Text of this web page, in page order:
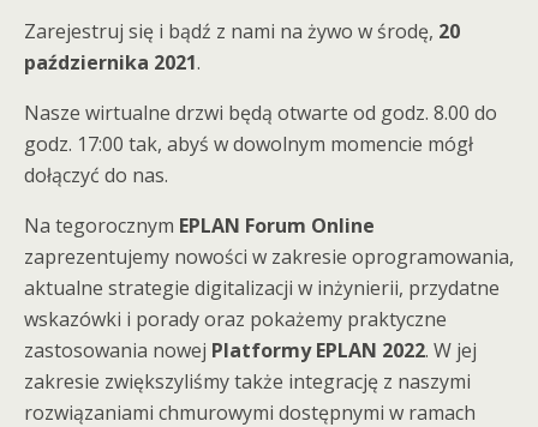
Zarejestruj się i bądź z nami na żywo w środę, 20
października 2021.
Nasze wirtualne drzwi będą otwarte od godz. 8.00 do
godz. 17:00 tak, abyś w dowolnym momencie mógł
dołączyć do nas.
Na tegorocznym EPLAN Forum Online
zaprezentujemy nowości w zakresie oprogramowania,
aktualne strategie digitalizacji w inżynierii, przydatne
wskazówki i porady oraz pokażemy praktyczne
zastosowania nowej Platformy EPLAN 2022. W jej
zakresie zwiększyliśmy także integrację z naszymi
rozwiązaniami chmurowymi dostępnymi w ramach